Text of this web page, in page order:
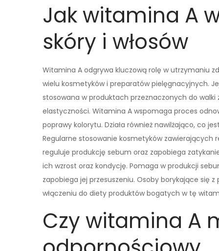
Jak witamina A
skóry i włosów
Witamina A odgrywa kluczową rolę w utrzymaniu
wielu kosmetyków i preparatów pielęgnacyjnych.
stosowana w produktach przeznaczonych do
elastyczności. Witamina A wspomaga proces
poprawy kolorytu. Działa również nawilżająco, co
Regularne stosowanie kosmetyków
reguluje produkcję sebum oraz zapobiega
ich wzrost oraz kondycję. Pomaga w produkcji
zapobiega jej przesuszeniu. Osoby borykające się
włączeniu do diety produktów bogatych w tę
Czy witamina A